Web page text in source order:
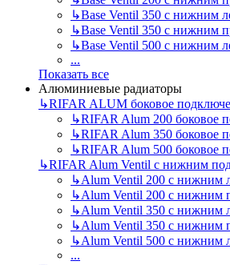
↳Base Ventil 350 с нижним
↳Base Ventil 350 с нижним
↳Base Ventil 500 с нижним
...
Показать все
Алюминиевые радиаторы
↳RIFAR ALUM боковое
↳RIFAR Alum 200 боковое
↳RIFAR Alum 350 боковое
↳RIFAR Alum 500 боковое
↳RIFAR Alum Ventil с нижним
↳Alum Ventil 200 с нижним
↳Alum Ventil 200 с нижним
↳Alum Ventil 350 с нижним
↳Alum Ventil 350 с нижним
↳Alum Ventil 500 с нижним
...